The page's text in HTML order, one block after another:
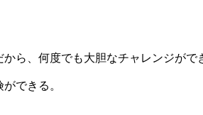
ら、何度でも大胆なチャレンジがで
できる。